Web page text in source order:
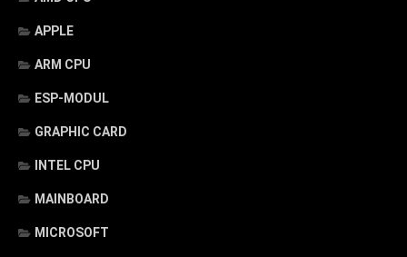
APPLE
ARM CPU
ESP-MODUL
GRAPHIC CARD
INTEL CPU
MAINBOARD
MICROSOFT